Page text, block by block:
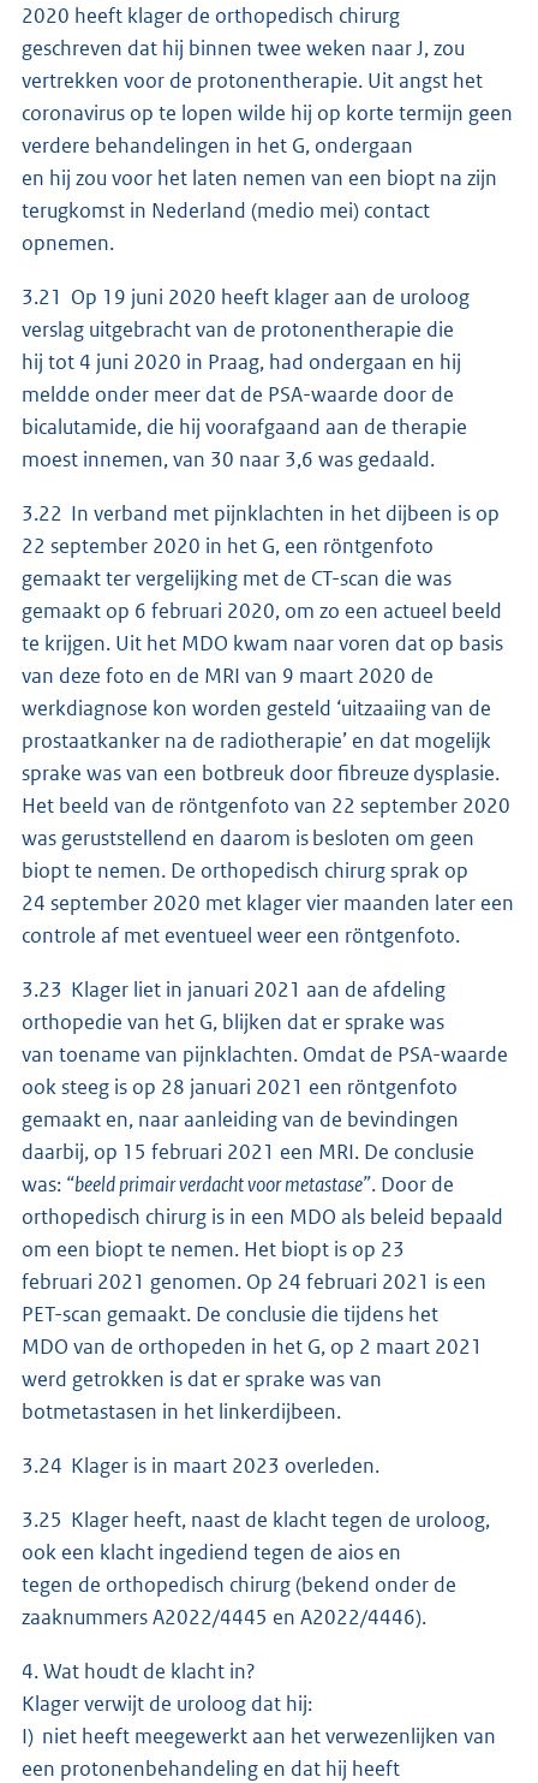
2020 heeft klager de orthopedisch chirurg
geschreven dat hij binnen twee weken naar J, zou
vertrekken voor de protonentherapie. Uit angst het
coronavirus op te lopen wilde hij op korte termijn geen
verdere behandelingen in het G, ondergaan
en hij zou voor het laten nemen van een biopt na zijn
terugkomst in Nederland (medio mei) contact
opnemen.
3.21 Op 19 juni 2020 heeft klager aan de uroloog
verslag uitgebracht van de protonentherapie die
hij tot 4 juni 2020 in Praag, had ondergaan en hij
meldde onder meer dat de PSA-waarde door de
bicalutamide, die hij voorafgaand aan de therapie
moest innemen, van 30 naar 3,6 was gedaald.
3.22 In verband met pijnklachten in het dijbeen is op
22 september 2020 in het G, een röntgenfoto
gemaakt ter vergelijking met de CT-scan die was
gemaakt op 6 februari 2020, om zo een actueel beeld
te krijgen. Uit het MDO kwam naar voren dat op basis
van deze foto en de MRI van 9 maart 2020 de
werkdiagnose kon worden gesteld ‘uitzaaiing van de
prostaatkanker na de radiotherapie’ en dat mogelijk
sprake was van een botbreuk door fibreuze dysplasie.
Het beeld van de röntgenfoto van 22 september 2020
was geruststellend en daarom is besloten om geen
biopt te nemen. De orthopedisch chirurg sprak op
24 september 2020 met klager vier maanden later een
controle af met eventueel weer een röntgenfoto.
3.23 Klager liet in januari 2021 aan de afdeling
orthopedie van het G, blijken dat er sprake was
van toename van pijnklachten. Omdat de PSA-waarde
ook steeg is op 28 januari 2021 een röntgenfoto
gemaakt en, naar aanleiding van de bevindingen
daarbij, op 15 februari 2021 een MRI. De conclusie
was: “beeld primair verdacht voor metastase”. Door de
orthopedisch chirurg is in een MDO als beleid bepaald
om een biopt te nemen. Het biopt is op 23
februari 2021 genomen. Op 24 februari 2021 is een
PET-scan gemaakt. De conclusie die tijdens het
MDO van de orthopeden in het G, op 2 maart 2021
werd getrokken is dat er sprake was van
botmetastasen in het linkerdijbeen.
3.24 Klager is in maart 2023 overleden.
3.25 Klager heeft, naast de klacht tegen de uroloog,
ook een klacht ingediend tegen de aios en
tegen de orthopedisch chirurg (bekend onder de
zaaknummers A2022/4445 en A2022/4446).
4. Wat houdt de klacht in?
Klager verwijt de uroloog dat hij:
I) niet heeft meegewerkt aan het verwezenlijken van
een protonenbehandeling en dat hij heeft